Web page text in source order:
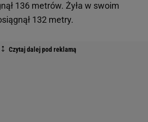
136 metrów. Żyła w swoim
132 metry.